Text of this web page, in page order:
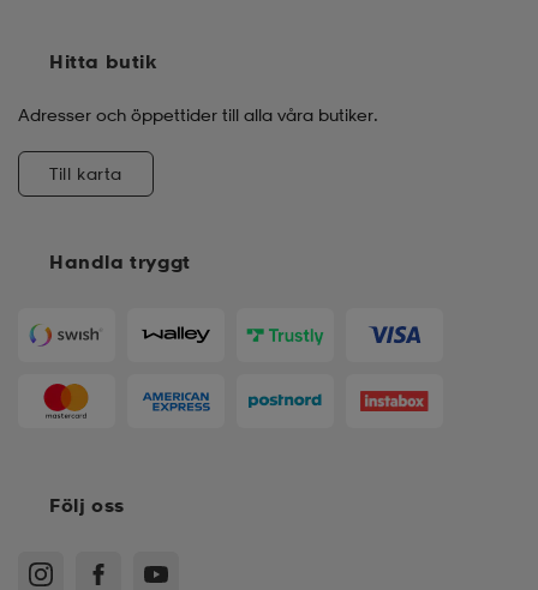
Handla tryggt
Hitta butik
Adresser och öppettider till alla våra butiker.
Till karta
Följ oss